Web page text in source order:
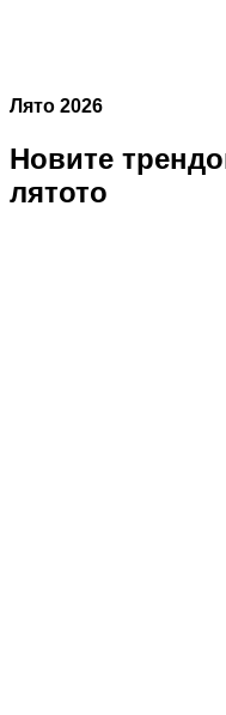
Лято 2026
Новите
лятото